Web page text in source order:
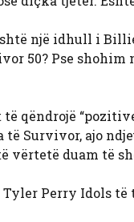
një idhull i
50? Pse
të qëndrojë
Survivor, ajo
vërtetë duam të
Perry Idols të